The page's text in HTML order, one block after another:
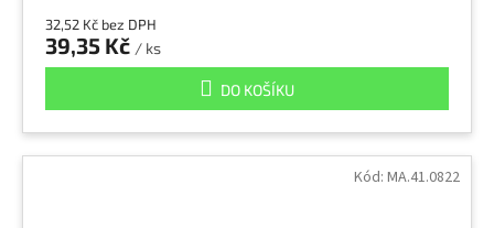
32,52 Kč bez DPH
39,35 Kč / ks
DO KOŠÍKU
Kód: MA.41.0822